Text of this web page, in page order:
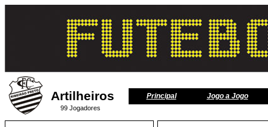
Artilheiros Principal Jogo a Jogo
99 Jogadores